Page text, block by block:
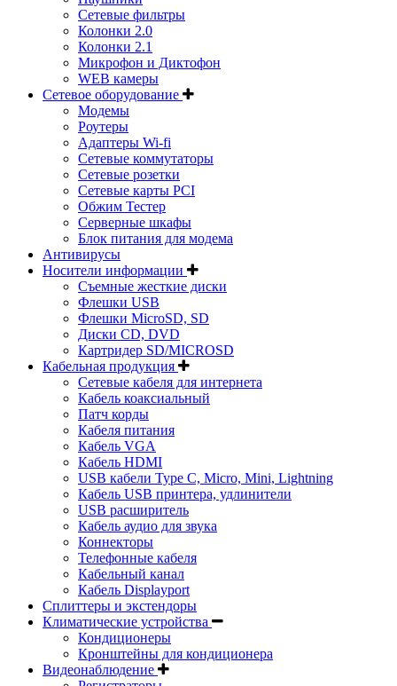
Сетевые фильтры
Колонки 2.0
Колонки 2.1
Микрофон и Диктофон
WEB камеры
Сетевое оборудование
Модемы
Роутеры
Адаптеры Wi-fi
Сетевые коммутаторы
Сетевые розетки
Сетевые карты PCI
Обжим Тестер
Серверные шкафы
Блок питания для модема
Антивирусы
Носители информации
Съемные жесткие диски
Флешки USB
Флешки MicroSD, SD
Диски CD, DVD
Картридер SD/MICROSD
Кабельная продукция
Сетевые кабеля для интернета
Кабель коаксиальный
Патч корды
Кабеля питания
Кабель VGA
Кабель HDMI
USB кабели Type C, Micro, Mini, Lightning
Кабель USB принтера, удлинители
USB расширитель
Кабель аудио для звука
Коннекторы
Телефонные кабеля
Кабельный канал
Кабель Displayport
Сплиттеры и экстендоры
Климатические устройства
Кондиционеры
Кронштейны для кондиционера
Видеонаблюдение